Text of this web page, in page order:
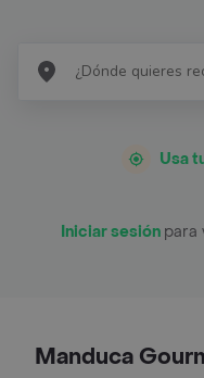
Usa
Iniciar sesión para
Manduca